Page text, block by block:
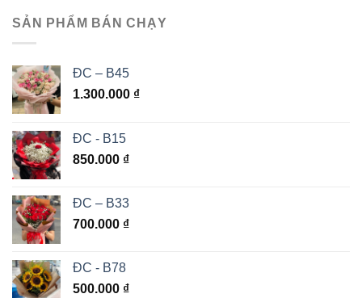
SẢN PHẨM BÁN CHẠY
ĐC – B45
1.300.000 ₫
ĐC - B15
850.000 ₫
ĐC – B33
700.000 ₫
ĐC - B78
500.000 ₫